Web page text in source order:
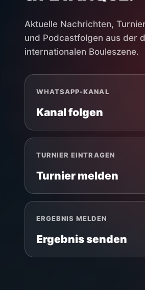
Aktuelle Nachrichten,
und Podcastfolgen aus der
internationalen Bouleszene.
WHATSAPP-KANAL
Kanal folgen
TURNIER EINTRAGEN
Turnier melden
ERGEBNIS MELDEN
Ergebnis senden